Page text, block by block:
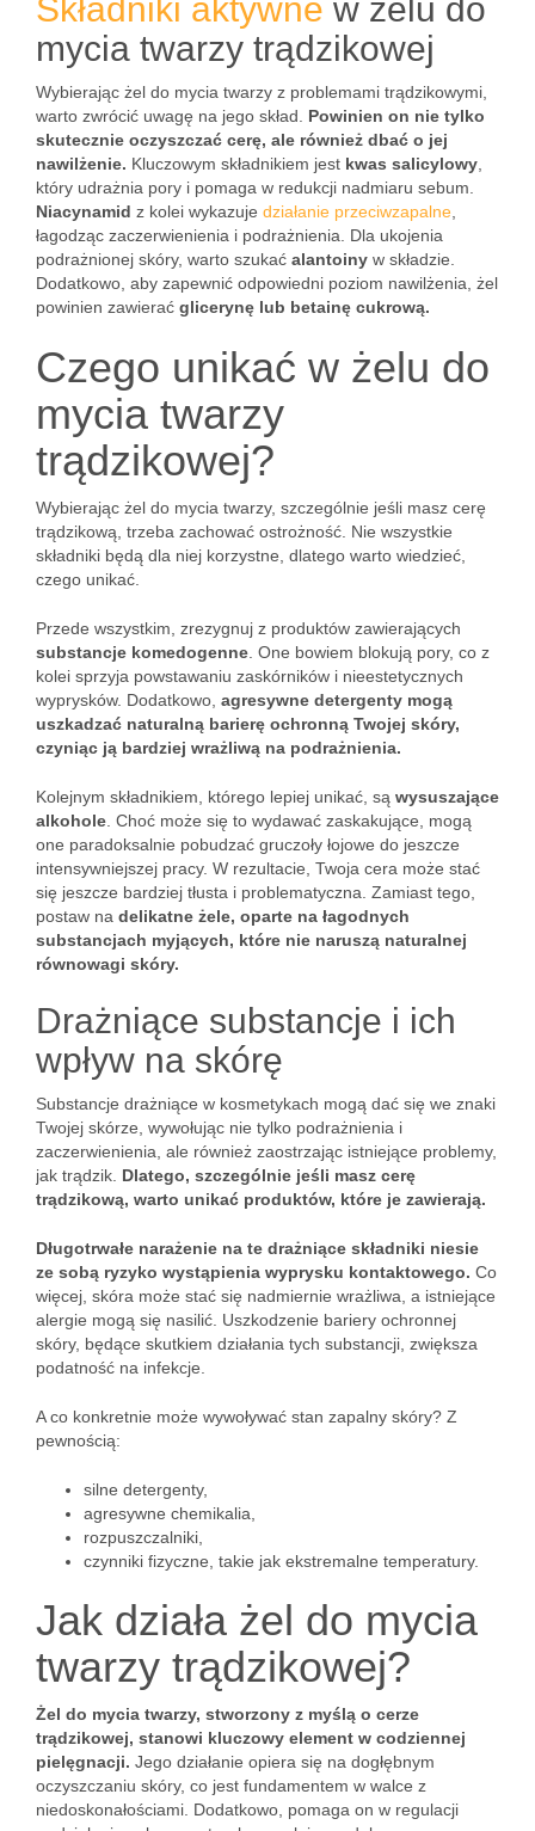
Składniki aktywne w żelu do
mycia twarzy trądzikowej
Wybierając żel do mycia twarzy z problemami trądzikowymi,
warto zwrócić uwagę na jego skład. Powinien on nie tylko
skutecznie oczyszczać cerę, ale również dbać o jej
nawilżenie. Kluczowym składnikiem jest kwas salicylowy
który udrażnia pory i pomaga w redukcji nadmiaru sebum.
Niacynamid z kolei wykazuje działanie przeciwzapalne
łagodząc zaczerwienienia i podrażnienia. Dla ukojenia
podrażnionej skóry, warto szukać alantoiny w składzie.
Dodatkowo, aby zapewnić odpowiedni poziom nawilżenia, żel
powinien zawierać glicerynę lub betainę cukrową.
Czego unikać w żelu do
mycia twarzy
trądzikowej?
Wybierając żel do mycia twarzy, szczególnie jeśli masz cerę
trądzikową, trzeba zachować ostrożność. Nie wszystkie
składniki będą dla niej korzystne, dlatego warto wiedzieć,
czego unikać.
Przede wszystkim, zrezygnuj z produktów zawierających
substancje komedogenne . One bowiem blokują pory, co z
kolei sprzyja powstawaniu zaskórników i nieestetycznych
wyprysków. Dodatkowo, agresywne detergenty mogą
uszkadzać naturalną barierę ochronną Twojej skóry,
czyniąc ją bardziej wrażliwą na podrażnienia.
Kolejnym składnikiem, którego lepiej unikać, są wysuszające
alkohole . Choć może się to wydawać zaskakujące, mogą
one paradoksalnie pobudzać gruczoły łojowe do jeszcze
intensywniejszej pracy. W rezultacie, Twoja cera może stać
się jeszcze bardziej tłusta i problematyczna. Zamiast tego,
postaw na delikatne żele, oparte na łagodnych
substancjach myjących, które nie naruszą naturalnej
równowagi skóry.
Drażniące substancje i ich
wpływ na skórę
Substancje drażniące w kosmetykach mogą dać się we znaki
Twojej skórze, wywołując nie tylko podrażnienia i
zaczerwienienia, ale również zaostrzając istniejące problemy,
jak trądzik. Dlatego, szczególnie jeśli masz cerę
trądzikową, warto unikać produktów, które je zawierają.
Długotrwałe narażenie na te drażniące składniki niesie
ze sobą ryzyko wystąpienia wyprysku kontaktowego. Co
więcej, skóra może stać się nadmiernie wrażliwa, a istniejące
alergie mogą się nasilić. Uszkodzenie bariery ochronnej
skóry, będące skutkiem działania tych substancji, zwiększa
podatność na infekcje.
A co konkretnie może wywoływać stan zapalny skóry? Z
pewnością:
silne detergenty,
agresywne chemikalia,
rozpuszczalniki,
czynniki fizyczne, takie jak ekstremalne temperatury.
Jak działa żel do mycia
twarzy trądzikowej?
Żel do mycia twarzy, stworzony z myślą o cerze
trądzikowej, stanowi kluczowy element w codziennej
pielęgnacji. Jego działanie opiera się na dogłębnym
oczyszczaniu skóry, co jest fundamentem w walce z
niedoskonałościami. Dodatkowo, pomaga on w regulacji